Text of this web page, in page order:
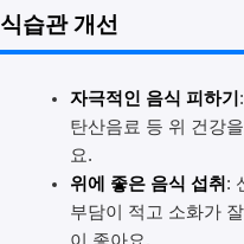
식습관 개선
자극적인 음식 피하기
탄산음료 등 위 건강
요.
위에 좋은 음식 섭취 :
부담이 적고 소화가